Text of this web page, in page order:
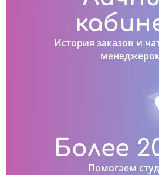
История заказов и
Более
Помогаем